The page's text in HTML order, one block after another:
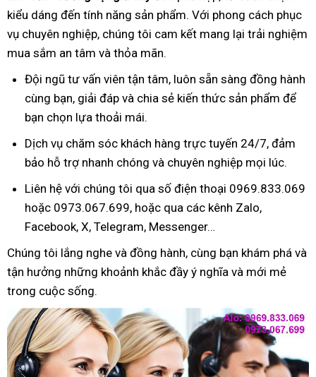
kiểu dáng đến tính năng sản phẩm. Với phong cách phục
vụ chuyên nghiệp, chúng tôi cam kết mang lại trải nghiệm
mua sắm an tâm và thỏa mãn.
Đội ngũ tư vấn viên tận tâm, luôn sẵn sàng đồng hành
cùng bạn, giải đáp và chia sẻ kiến thức sản phẩm để
bạn chọn lựa thoải mái.
Dịch vụ chăm sóc khách hàng trực tuyến 24/7, đảm
bảo hỗ trợ nhanh chóng và chuyên nghiệp mọi lúc.
Liên hệ với chúng tôi qua số điện thoại 0969.833.069
hoặc 0973.067.699, hoặc qua các kênh Zalo,
Facebook, X, Telegram, Messenger…
Chúng tôi lắng nghe và đồng hành, cùng bạn khám phá và
tận hưởng những khoảnh khắc đầy ý nghĩa và mới mẻ
trong cuộc sống.